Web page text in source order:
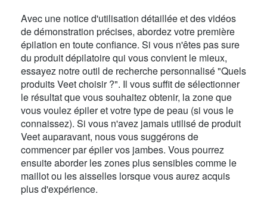
Avec une notice d'utilisation détaillée et des vidéos
de démonstration précises, abordez votre première
épilation en toute confiance. Si vous n'êtes pas sure
du produit dépilatoire qui vous convient le mieux,
essayez notre outil de recherche personnalisé "Quels
produits Veet choisir ?". Il vous suffit de sélectionner
le résultat que vous souhaitez obtenir, la zone que
vous voulez épiler et votre type de peau (si vous le
connaissez). Si vous n'avez jamais utilisé de produit
Veet auparavant, nous vous suggérons de
commencer par épiler vos jambes. Vous pourrez
ensuite aborder les zones plus sensibles comme le
maillot ou les aisselles lorsque vous aurez acquis
plus d'expérience.